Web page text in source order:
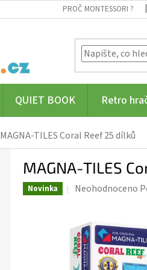
PROČ MONTESSORI ?
QUIET BOOK Retro
MAGNA-TILES Coral Reef 25 dílků
MAGNA-TILES
Novinka
Průměrné
je
0,0
z
Neohodnoceno